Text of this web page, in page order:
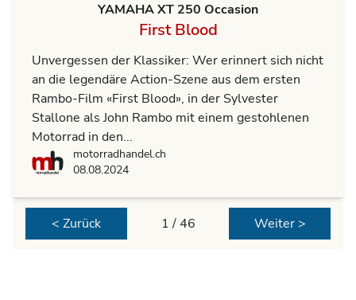
YAMAHA XT 250 Occasion
First Blood
Unvergessen der Klassiker: Wer erinnert sich nicht
an die legendäre Action-Szene aus dem ersten
Rambo-Film «First Blood», in der Sylvester
Stallone als John Rambo mit einem gestohlenen
Motorrad in den...
motorradhandel.ch
motorradhandel.ch
08.08.2024
< Zurück 1 / 46 Weiter >